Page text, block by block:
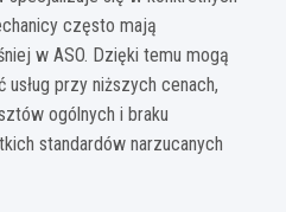
często mają
w ASO. Dzięki temu mogą
przy niższych cenach,
ogólnych i braku
standardów narzucanych